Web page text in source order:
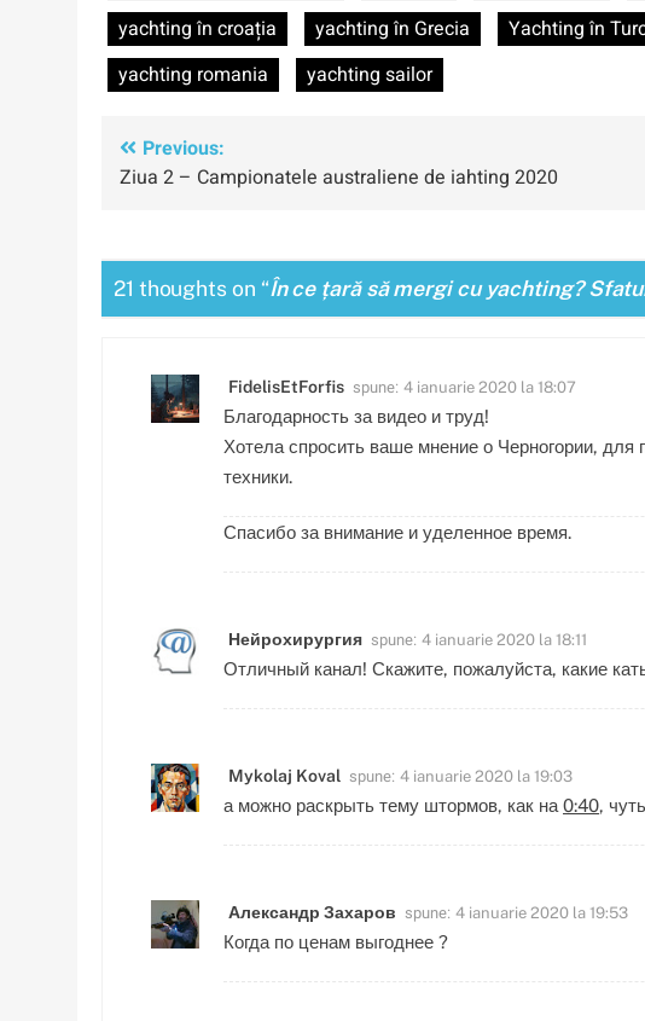
yachting în croația
yachting în Grecia Yachting în
yachting romania
yachting sailor
Navigare
în
Previous:
Ziua 2 – Campionatele australiene de iahting 2020
21 thoughts on “În ce țară să mergi cu yachting?
FidelisEtForfis spune: 4 ianuarie 2020 la 18:07
Благодарность за видео и труд!
Хотела спросить ваше мнение о Черногории, для
техники.
Спасибо за внимание и уделенное время.
Нейрохирургия spune: 4 ianuarie 2020 la 18:11
Отличный канал! Скажите, пожалуйста, какие
Mykolaj Koval spune: 4 ianuarie 2020 la 19:03
а можно раскрыть тему штормов, как на 0:40,
Александр Захаров spune: 4 ianuarie 2020 la 19:53
Когда по ценам выгоднее ?